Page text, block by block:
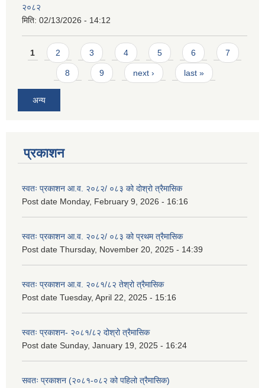
२०८२
मिति: 02/13/2026 - 14:12
Pages
1 2 3 4 5 6 7
8 9 next › last »
अन्य
प्रकाशन
स्वतः प्रकाशन आ.व. २०८२/ ०८३ को दोश्रो त्रैमासिक
Post date Monday, February 9, 2026 - 16:16
स्वतः प्रकाशन आ.व. २०८२/ ०८३ को प्रथम त्रैमासिक
Post date Thursday, November 20, 2025 - 14:39
स्वतः प्रकाशन आ.व. २०८१/८२ तेश्रो त्रैमासिक
Post date Tuesday, April 22, 2025 - 15:16
स्वतः प्रकाशन- २०८१/८२ दोश्रो त्रैमासिक
Post date Sunday, January 19, 2025 - 16:24
सवतः प्रकाशन (२०८१-०८२ को पहिलो त्रैमासिक)